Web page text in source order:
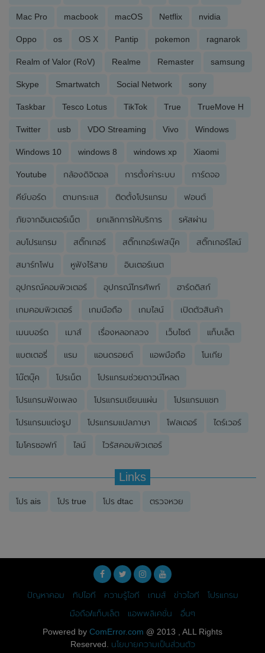
Mac Pro macbook macOS Netflix nvidia
Oppo os OS X Pantip pokemon ragnarok
Realm of Valor (RoV) Realme Remaster samsung
Skype Smartwatch Social Network sony
Taskbar Tesco Lotus TikTok True TrueMove H
Twitter usb VDO Streaming Vivo Windows
Windows 10 windows 8 windows xp Xiaomi
Youtube กล้องดิจิตอล การตั้งค่าระบบ การ์ดจอ
คีย์บอร์ด ตามกระแส ติดตั้งโปรแกรม ฟอนต์
ภัยจากอินเตอร์เน็ต ยกเลิกการให้บริการ รหัสผ่าน
ลบโปรแกรม สติ๊กเกอร์ สติ๊กเกอร์เฟสบุ๊ค สติ๊กเกอร์ไลน์
สมาร์ทโฟน หูฟังไร้สาย อินเตอร์เนต
อุปกรณ์คอมพิวเตอร์ อุปกรณ์โทรศัพท์ ฮาร์ดดิสก์
เกมคอมพิวเตอร์ เกมมือถือ เกมไลน์ เปิดตัวสินค้า
เมนบอร์ด เมาส์ เรื่องหลอกลวง เว็บไซต์ แท็บเล็ต
แบตเตอรี่ แรม แอนดรอยด์ แอพมือถือ โนเกีย
โน๊ตบุ๊ค โปรเน็ต โปรแกรมช่วยดาวน์โหลด
โปรแกรมฟังเพลง โปรแกรมเขียนแผ่น โปรแกรมแชท
โปรแกรมแต่งรูป โปรแกรมแปลภาษา โฟลเดอร์ ไดร์เวอร์
ไมโครซอฟท์ ไลน์ ไวรัสคอมพิวเตอร์
Links
โปร ais โปร true โปร dtac ตรวจหวย
ปัญหาคอม ทิปไอที ความรู้ไอที เกมส์ ข่าวไอที
โปรแกรม
มือถือ/แท็บเล็ต
แอพพลิเคชั่น
อื่นๆ
Powered by ComError.com @ 2013 , ALL Rights
Reserved. นโยบายความเป็นส่วนตัว